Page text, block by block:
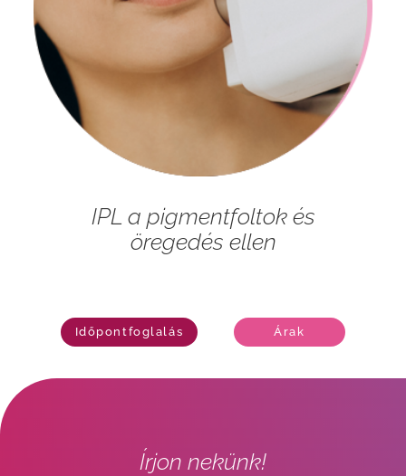
IPL a pigmentfoltok és
öregedés ellen
Időpontfoglalás Árak
Írjon nekünk!